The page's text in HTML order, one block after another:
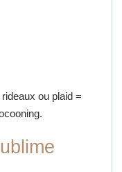
ou plaid =